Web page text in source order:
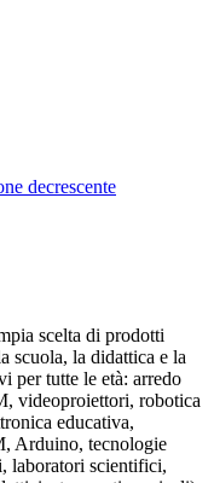
decrescente
scelta di prodotti
scuola, la didattica e la
per tutte le età: arredo
videoproiettori, robotica
educativa,
Arduino, tecnologie
laboratori scientifici,